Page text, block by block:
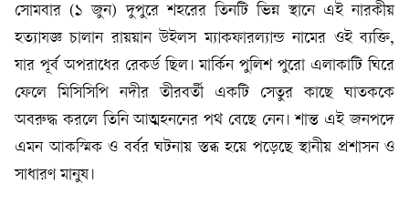
সোমবার (১ জুন) দুপুরে শহরের তিনটি ভিন্ন স্থানে এই নারকীয়
হত্যাযজ্ঞ চালান রায়য়ান উইলস ম্যাকফারল্যান্ড নামের ওই ব্যক্তি,
যার পূর্ব অপরাধের রেকর্ড ছিল। মার্কিন পুলিশ পুরো এলাকাটি ঘিরে
ফেলে মিসিসিপি নদীর তীরবর্তী একটি সেতুর কাছে ঘাতককে
অবরুদ্ধ করলে তিনি আত্মহননের পথ বেছে নেন। শান্ত এই জনপদে
এমন আকস্মিক ও বর্বর ঘটনায় স্তব্ধ হয়ে পড়েছে স্থানীয় প্রশাসন ও
সাধারণ মানুষ।